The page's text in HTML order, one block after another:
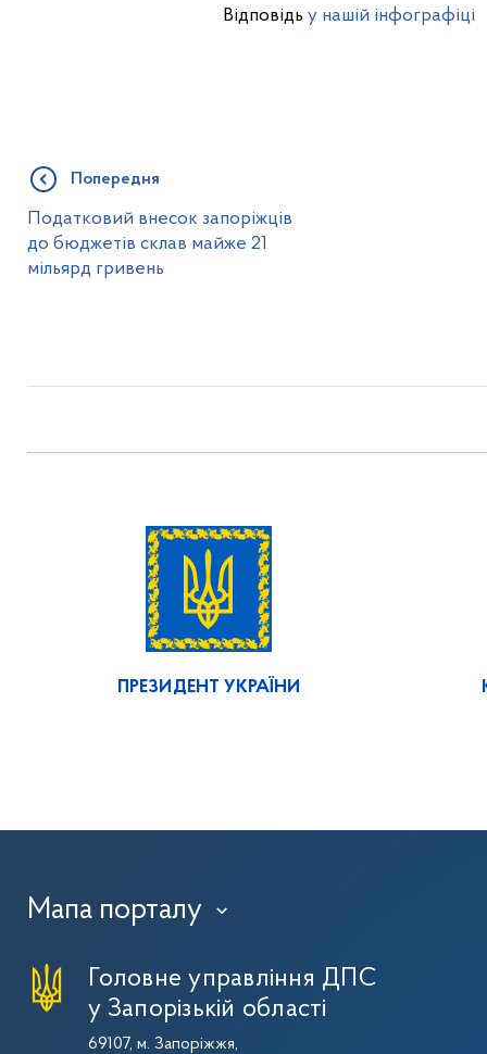
Відповідь у нашій інфографіці
Попередня
Податковий внесок запоріжців
до бюджетів склав майже 21
мільярд гривень
ПРЕЗИДЕНТ УКРАЇНИ
Мапа порталу ›
Головне управління ДПС
у Запорізькій області
69107, м. Запоріжжя,